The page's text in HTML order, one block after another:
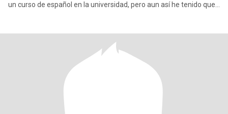
un curso de español en la universidad, pero aun así he tenido que